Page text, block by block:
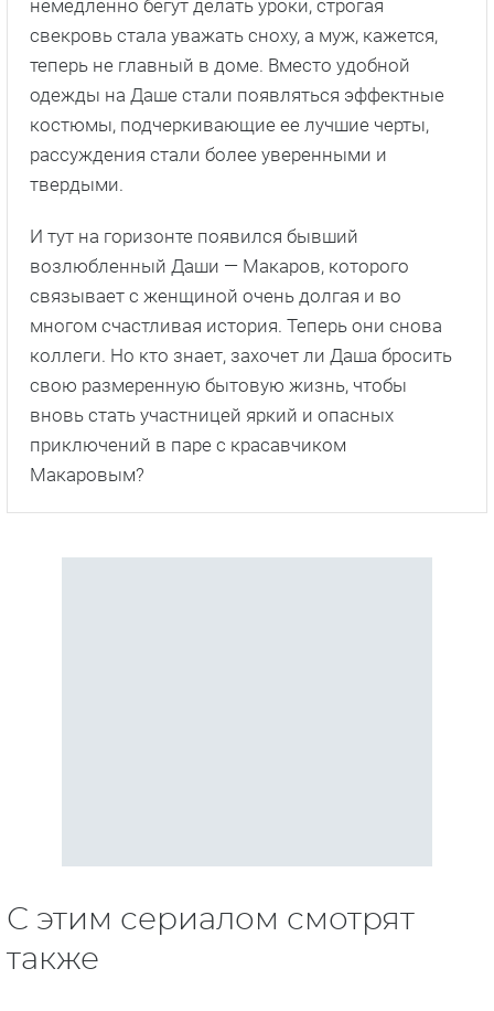
немедленно бегут делать уроки, строгая
свекровь стала уважать сноху, а муж, кажется,
теперь не главный в доме. Вместо удобной
одежды на Даше стали появляться эффектные
костюмы, подчеркивающие ее лучшие черты,
рассуждения стали более уверенными и
твердыми.
И тут на горизонте появился бывший
возлюбленный Даши — Макаров, которого
связывает с женщиной очень долгая и во
многом счастливая история. Теперь они снова
коллеги. Но кто знает, захочет ли Даша бросить
свою размеренную бытовую жизнь, чтобы
вновь стать участницей яркий и опасных
приключений в паре с красавчиком
Макаровым?
С этим сериалом смотрят
также